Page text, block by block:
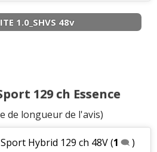
1.0_SHVS 48v
129 ch Essence
de longueur de l'avis)
Hybrid 129 ch 48V(1 )